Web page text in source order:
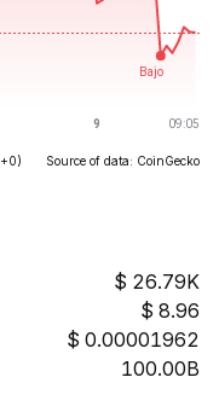
Source of data: CoinGecko
26.79K
8.96
0.00001962
100.00B